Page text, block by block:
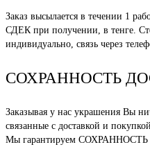
Заказ высылается в течении 1
СДЕК при получении, в тенге.
индивидуально, связь через
СОХРАННОСТЬ
Заказывая у нас украшения Вы
связанные с доставкой и
Мы гарантируем СОХРАННОСТЬ